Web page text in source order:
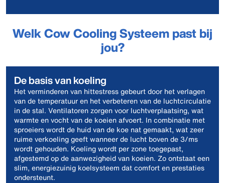
Welk Cow Cooling Systeem past bij
jou?
De basis van koeling
Het verminderen van hittestress gebeurt door het verlagen
van de temperatuur en het verbeteren van de luchtcirculatie
in de stal. Ventilatoren zorgen voor luchtverplaatsing, wat
warmte en vocht van de koeien afvoert. In combinatie met
sproeiers wordt de huid van de koe nat gemaakt, wat zeer
ruime verkoeling geeft wanneer de lucht boven de 3/ms
wordt gehouden. Koeling wordt per zone toegepast,
afgestemd op de aanwezigheid van koeien. Zo ontstaat een
slim, energiezuinig koelsysteem dat comfort en prestaties
ondersteunt.